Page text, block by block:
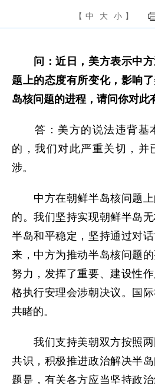
【 中 大 小 】
问：近日，美方表示中
题上的态度有所变化，影响
岛核问题的进程，请问你对此
答：美方的说法违背基
的，我们对此严重关切，并
涉。
中方在朝鲜半岛核问题上
的。我们坚持实现朝鲜半岛
半岛和平稳定，坚持通过对
来，中方为推动半岛核问题
努力，发挥了重要、建设性
格执行安理会涉朝决议。国
共睹的。
我们支持美朝双方按照两
共识，积极推进政治解决半
题是，有关各方应当坚持政